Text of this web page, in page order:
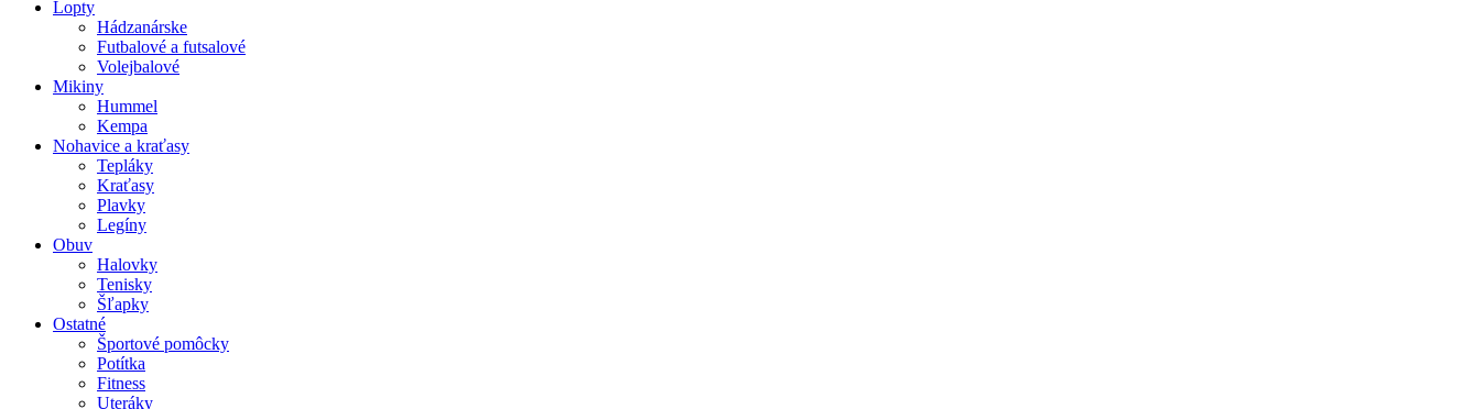
Lopty
Hádzanárske
Futbalové a futsalové
Volejbalové
Mikiny
Hummel
Kempa
Nohavice a kraťasy
Tepláky
Kraťasy
Plavky
Legíny
Obuv
Halovky
Tenisky
Šľapky
Ostatné
Športové pomôcky
Potítka
Fitness
Uteráky